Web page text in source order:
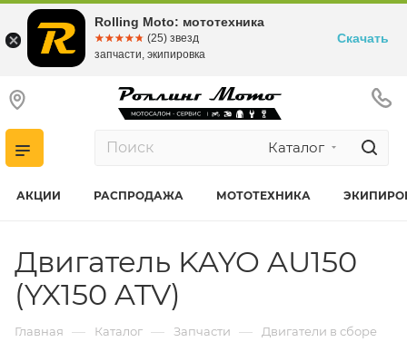
Каталог
АКЦИИ РАСПРОДАЖА МОТОТЕХНИКА
Двигатель KAYO AU150
(YX150 ATV)
Главная — Каталог — Запчасти — Двигатели в сборе
Rolling Moto: мототехника
☆☆☆☆☆
★★★★★ (25) звезд
запчасти, экипировка
Скачать